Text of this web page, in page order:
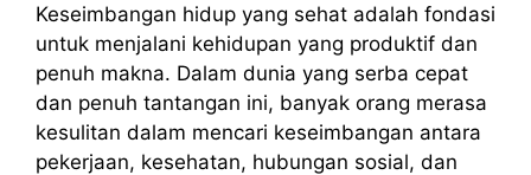
Keseimbangan hidup yang sehat adalah fondasi
untuk menjalani kehidupan yang produktif dan
penuh makna. Dalam dunia yang serba cepat
dan penuh tantangan ini, banyak orang merasa
kesulitan dalam mencari keseimbangan antara
pekerjaan, kesehatan, hubungan sosial, dan